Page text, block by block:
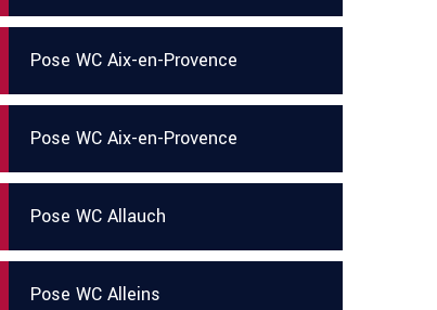
Pose WC Aix-en-Provence
Pose WC Aix-en-Provence
Pose WC Allauch
Pose WC Alleins